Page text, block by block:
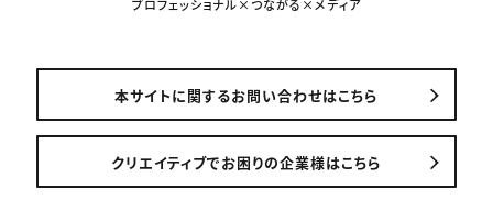
プロフェッショナル×つながる×メディア
本サイトに関するお問い合わせはこちら
クリエイティブでお困りの企業様はこちら